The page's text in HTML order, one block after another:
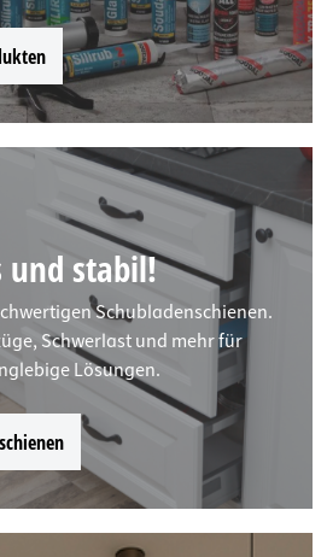
und stabil!
Schubladenschienen.
Schwerlast und mehr für
Lösungen.